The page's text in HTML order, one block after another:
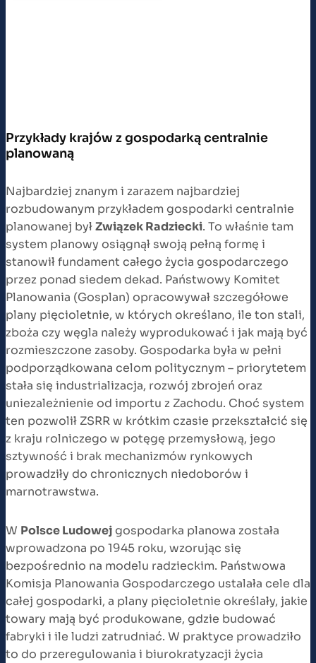
Przykłady krajów z gospodarką centralnie
planowaną
Najbardziej znanym i zarazem najbardziej
rozbudowanym przykładem gospodarki centralnie
planowanej byłZwiązek Radziecki. To właśnie tam
system planowy osiągnął swoją pełną formę i
stanowił fundament całego życia gospodarczego
przez ponad siedem dekad. Państwowy Komitet
Planowania (Gosplan) opracowywał szczegółowe
plany pięcioletnie, w których określano, ile ton stali,
zboża czy węgla należy wyprodukować i jak mają być
rozmieszczone zasoby. Gospodarka była w pełni
podporządkowana celom politycznym – priorytetem
stała się industrializacja, rozwój zbrojeń oraz
uniezależnienie od importu z Zachodu. Choć system
ten pozwolił ZSRR w krótkim czasie przekształcić się
z kraju rolniczego w potęgę przemysłową, jego
sztywność i brak mechanizmów rynkowych
prowadziły do chronicznych niedoborów i
marnotrawstwa.
W Polsce Ludowejgospodarka planowa została
wprowadzona po 1945 roku, wzorując się
bezpośrednio na modelu radzieckim. Państwowa
Komisja Planowania Gospodarczego ustalała cele dla
całej gospodarki, a plany pięcioletnie określały, jakie
towary mają być produkowane, gdzie budować
fabryki i ile ludzi zatrudniać. W praktyce prowadziło
to do przeregulowania i biurokratyzacji życia